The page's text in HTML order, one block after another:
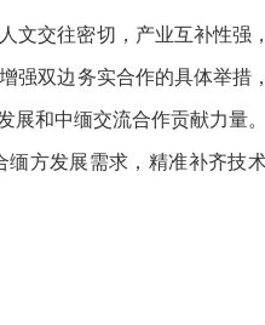
文交往密切，产业互补性强
强双边务实合作的具体举措
和中缅交流合作贡献力量。
方发展需求，精准补齐技